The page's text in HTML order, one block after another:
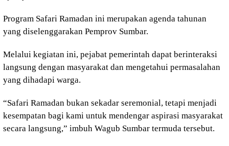
Program Safari Ramadan ini merupakan agenda tahunan
yang diselenggarakan Pemprov Sumbar.
Melalui kegiatan ini, pejabat pemerintah dapat berinteraksi
langsung dengan masyarakat dan mengetahui permasalahan
yang dihadapi warga.
“Safari Ramadan bukan sekadar seremonial, tetapi menjadi
kesempatan bagi kami untuk mendengar aspirasi masyarakat
secara langsung,” imbuh Wagub Sumbar termuda tersebut.